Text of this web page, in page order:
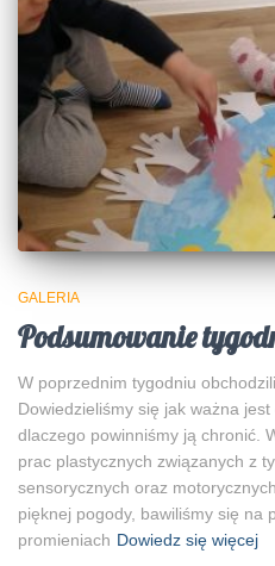
GALERIA
Podsumowanie
W poprzednim tygodniu
Dowiedzieliśmy się jak ważna
dlaczego powinniśmy ją chronić.
prac plastycznych związanych z
sensorycznych oraz
pięknej pogody, bawiliśmy się na
promieniach Dowiedz się więcej